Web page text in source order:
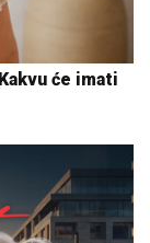
će imati